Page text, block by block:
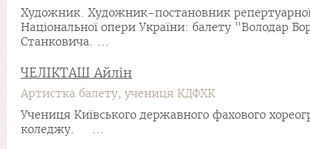
Художник. Художник-постановник
Національної опери України: балету "Володар
Станковича. ...
ЧЕЛІКТАШ Айлін
Артистка балету, учениця КДФХК
Учениця Київського державного фахового
коледжу. ...